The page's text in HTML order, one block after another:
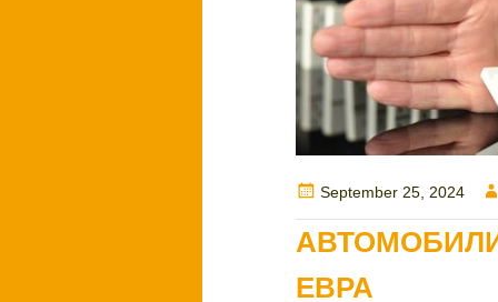
Posted
on
September 25, 2024
ЕВРА